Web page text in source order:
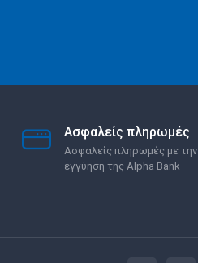
Ασφαλείς πληρωμές
Ασφαλείς πληρωμές με την
εγγύηση της Alpha Bank